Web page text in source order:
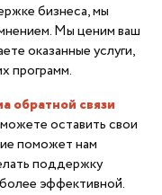
бизнеса, мы
Мы ценим ваш
оказанные услуги,
программ.
обратной связи
оставить свои
поможет нам
поддержку
эффективной.